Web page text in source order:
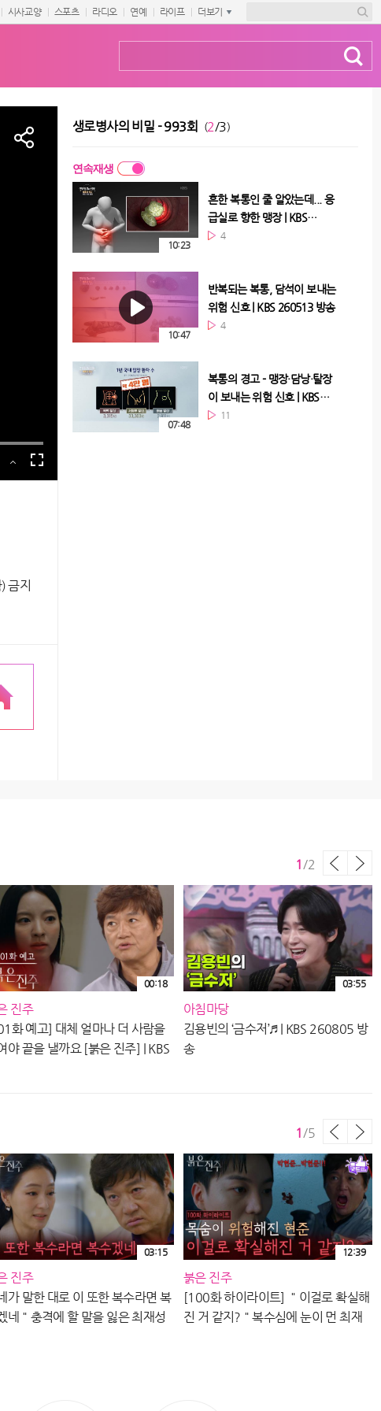
시사교양 스포츠 라디오 연예 라이프 더보기
생로병사의 비밀 - 993회 (2/3)
연속재생
흔한 복통인 줄 알았는데... 응
급실로 향한 맹장 | KBS
260513 방송
10:23
4
반복되는 복통, 담석이 보내는
위험 신호 | KBS 260513 방송
10:47
4
복통의 경고 - 맹장·담낭·탈장
이 보내는 위험 신호 | KBS
260513 방송
07:48
11
금지
진주
화 예고] 대체 얼마나 더 사람을
야 끝을 낼까요 [붉은 진주] | KBS
00:18
아침마당
김용빈의 ‘금수저’♬ | KBS 260805 방
송
03:55
1/2
진주
가 말한 대로 이 또한 복수라면 복
네＂충격에 할 말을 잃은 최재성
03:15
붉은 진주
[100화 하이라이트] ＂이걸로 확실해
진 거 같지?＂복수심에 눈이 먼 최재
12:39
1/5